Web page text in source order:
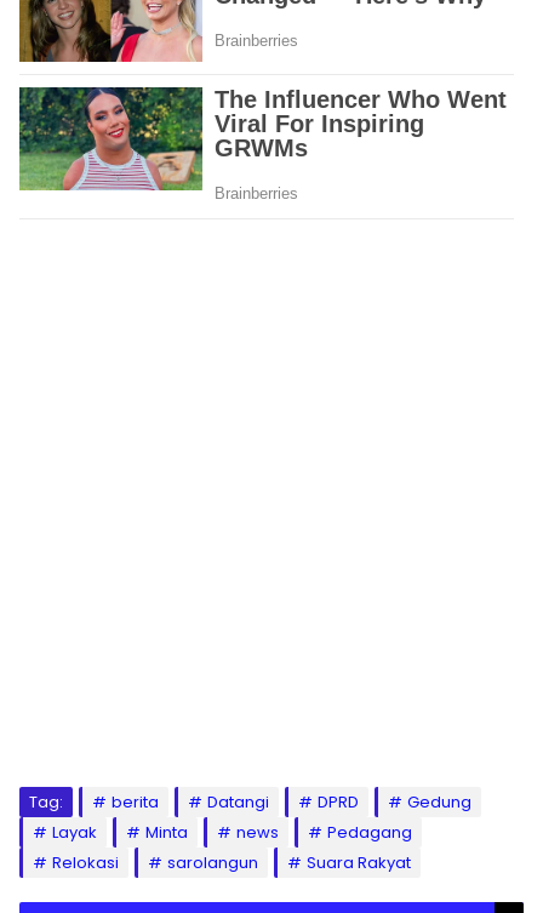
Tag: berita Datangi DPRD
Gedung
Layak
Minta news
Pedagang
Relokasi
sarolangun Suara Rakyat